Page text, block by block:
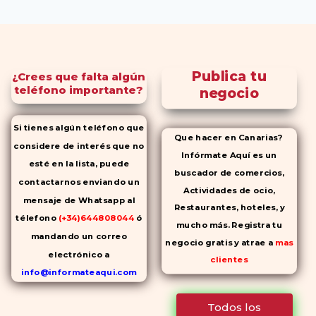
¿Crees que falta algún
teléfono importante?
Si tienes algún teléfono que
considere de interés que no
esté en la lista, puede
contactarnos enviando un
mensaje de Whatsapp al
télefono (+34)644808044 ó
mandando un correo
electrónico a
info@informateaqui.com
Mientras que antes la
Publica tu
negocio
Que hacer en Canarias?
Infórmate Aquí es un
buscador de comercios,
Actividades de ocio,
Restaurantes, hoteles, y
mucho más. Registra tu
negocio gratis y atrae a mas
clientes
Todos los